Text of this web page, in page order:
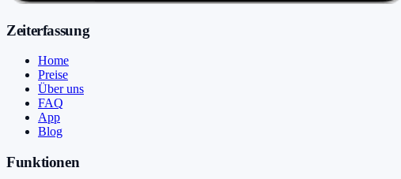
Zeiterfassung
Home
Preise
Über uns
FAQ
App
Blog
Funktionen